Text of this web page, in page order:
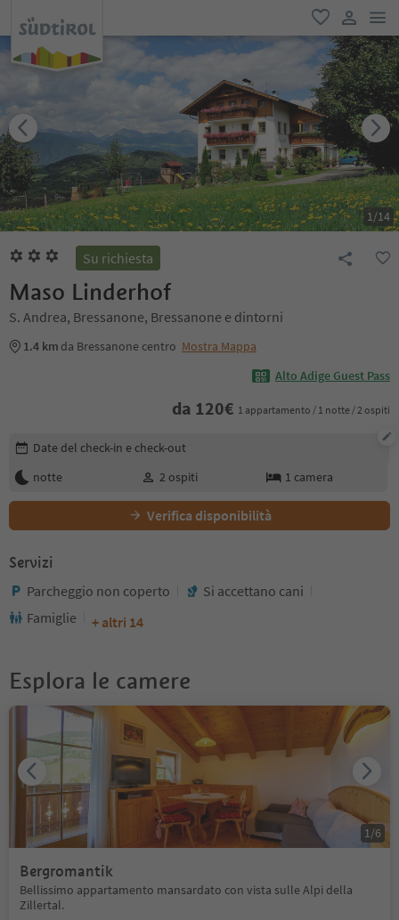
favoriti
user link
1/14
Su richiesta
Maso Linderhof
S. Andrea, Bressanone, Bressanone e dintorni
1.4 km da Bressanone centro Mostra Mappa
Alto Adige Guest Pass
da 120€ 1 appartamento / 1 notte / 2 ospiti
Modifica i dettagli della prenotazione
Date del check-in e check-out
notte
2 ospiti 1 camera
Verifica disponibilità
Servizi
Parcheggio non coperto
Si accettano cani
Famiglie
+ altri 14
Esplora le camere
Bergromantik
Bellissimo appartamento mansardato con vista sulle Alpi della
Zillertal.
1 /6